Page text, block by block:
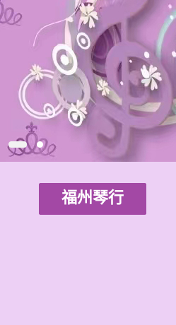
福州琴行